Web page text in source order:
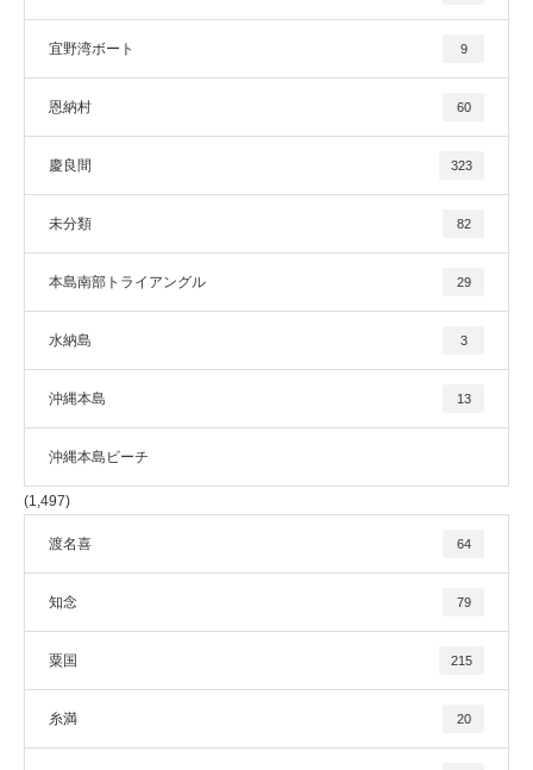
宜野湾ボート 9
恩納村 60
慶良間 323
未分類 82
本島南部トライアングル 29
水納島 3
沖縄本島 13
沖縄本島ビーチ
(1,497)
渡名喜 64
知念 79
粟国 215
糸満 20